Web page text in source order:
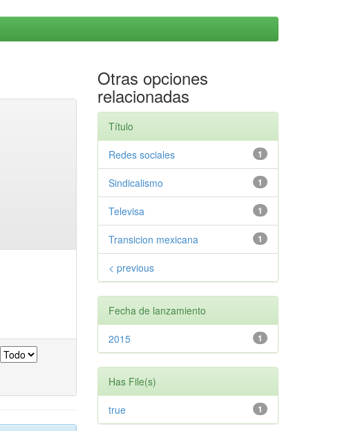
Otras opciones
relacionadas
Título
1
Redes sociales
1
Sindicalismo
1
Televisa
1
Transicion mexicana
< previous
Fecha de lanzamiento
1
2015
Has File(s)
1
true